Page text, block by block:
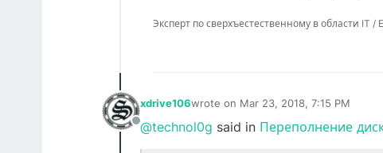
Эксперт по сверхъестественному в области IT /
Offline
xdrive106wrote on Mar 23, 2018, 7:15 PM
last edited by
@technol0g said in Переполнение